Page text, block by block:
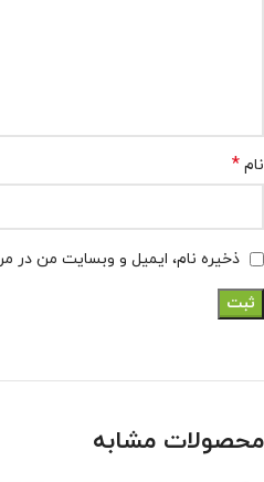
نام *
ذخیره نام، ایمیل و وبسایت من در
محصولات مشابه